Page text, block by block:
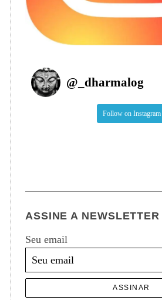
@ _dharmalog
Follow on Instagram
ASSINE A NEWSLETTER
Seu email
ASSINAR